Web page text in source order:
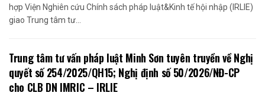
hợp Viện Nghiên cứu Chính sách pháp luật&Kinh tế hội nhập (IRLIE)
giao Trung tâm tư...
Trung tâm tư vấn pháp luật Minh Sơn tuyên truyền về Nghị
quyết số 254/2025/QH15; Nghị định số 50/2026/NĐ-CP
cho CLB DN IMRIC – IRLIE